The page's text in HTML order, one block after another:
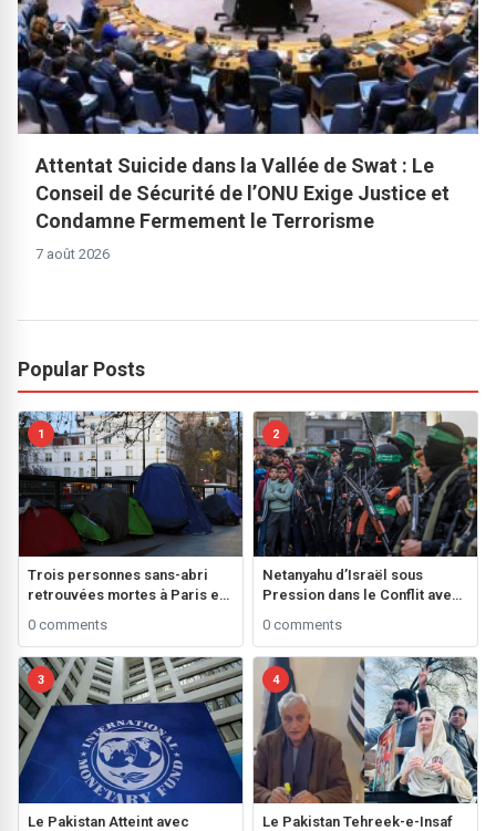
Attentat Suicide dans la Vallée de Swat : Le
Conseil de Sécurité de l’ONU Exige Justice et
Condamne Fermement le Terrorisme
7 août 2026
Popular Posts
1
Trois personnes sans-abri
retrouvées mortes à Paris en
d’une crise nationale
0 comments
2
Netanyahu d’Israël sous
Pression dans le Conflit avec
0 comments
3
Le Pakistan Atteint avec
4
Le Pakistan Tehreek-e-Insaf